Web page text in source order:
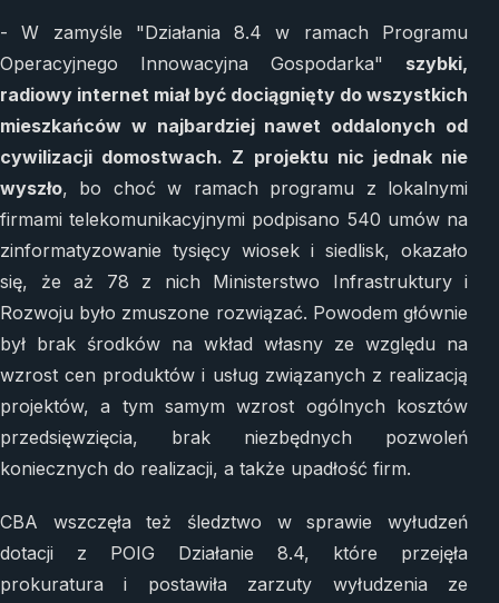
- W zamyśle "Działania 8.4 w ramach Programu
Operacyjnego Innowacyjna Gospodarka" szybki,
radiowy internet miał być dociągnięty do wszystkich
mieszkańców w najbardziej nawet oddalonych od
cywilizacji domostwach. Z projektu nic jednak nie
wyszło, bo choć w ramach programu z lokalnymi
firmami telekomunikacyjnymi podpisano 540 umów na
zinformatyzowanie tysięcy wiosek i siedlisk, okazało
się, że aż 78 z nich Ministerstwo Infrastruktury i
Rozwoju było zmuszone rozwiązać. Powodem głównie
był brak środków na wkład własny ze względu na
wzrost cen produktów i usług związanych z realizacją
projektów, a tym samym wzrost ogólnych kosztów
przedsięwzięcia, brak niezbędnych pozwoleń
koniecznych do realizacji, a także upadłość firm.
CBA wszczęła też śledztwo w sprawie wyłudzeń
dotacji z POIG Działanie 8.4, które przejęła
prokuratura i postawiła zarzuty wyłudzenia ze